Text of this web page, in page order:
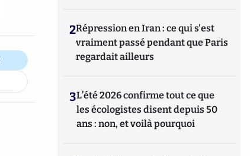
2Répression en Iran : ce qui s'est
vraiment passé pendant que Paris
regardait ailleurs
3L’été 2026 confirme tout ce que
les écologistes disent depuis 50
ans : non, et voilà pourquoi